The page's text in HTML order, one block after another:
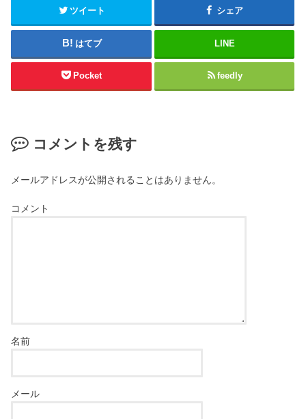
ツイート シェア
はてブ LINE
Pocket feedly
コメントを残す
メールアドレスが公開されることはありません。
コメント
名前
メール